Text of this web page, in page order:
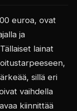
euroa, ovat
ja
lainat
sillä eri
vaihdella
kiinnittää